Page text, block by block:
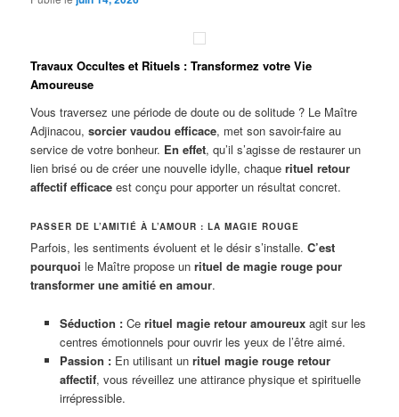
Travaux Occultes et Rituels : Transformez votre Vie
Amoureuse
Vous traversez une période de doute ou de solitude ? Le Maître
Adjinacou,sorcier vaudou efficace, met son savoir-faire au
service de votre bonheur. En effet, qu’il s’agisse de restaurer un
lien brisé ou de créer une nouvelle idylle, chaquerituel retour
affectif efficace est conçu pour apporter un résultat concret.
PASSER DE L’AMITIÉ À L’AMOUR : LA MAGIE ROUGE
Parfois, les sentiments évoluent et le désir s’installe.C’est
pourquoi le Maître propose unrituel de magie rouge pour
transformer une amitié en amour.
Séduction :Ce rituel magie retour amoureuxagit sur les
centres émotionnels pour ouvrir les yeux de l’être aimé.
Passion :En utilisant un rituel magie rouge retour
affectif, vous réveillez une attirance physique et spirituelle
irrépressible.